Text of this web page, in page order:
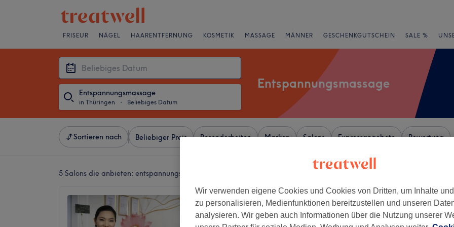
FRISEUR NÄGEL HAARENTFERNUNG KOSMETIK MASSAGE MÄNNER GESCHENKGUTSCHEIN SALE %
Entspannungsmassage
in Thüringen ・ Beliebiges Datum
Entspannungsmassage
Sortieren nach Beliebiger Preis Besonderheiten Marken Salons Expressangebote Bewertung
5 Salons die anbieten: entspannungsmassagen in Thüringen
Lanna Massage - Wellness
Spa
+
−
Wir verwenden eigene Cookies und Cookies von Dritten, um Inhalte
zu personalisieren, Medienfunktionen bereitzustellen und unseren
analysieren. Wir geben auch Informationen über die Nutzung unserer